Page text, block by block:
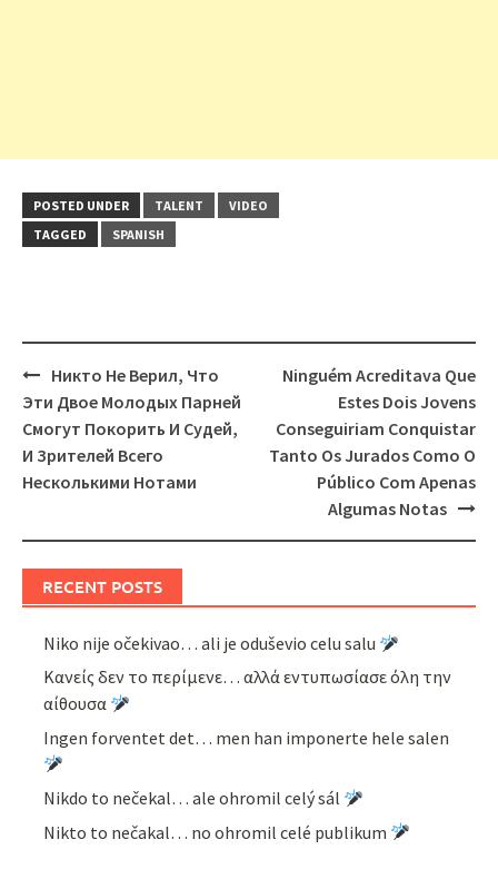
POSTED UNDER TALENT
VIDEO
TAGGED
SPANISH
Post
navigation
Никто Не Верил, Что
Эти Двое Молодых Парней
Смогут Покорить И Судей,
И Зрителей Всего
Несколькими Нотами
Ninguém Acreditava Que
Estes Dois Jovens
Conseguiriam Conquistar
Tanto Os Jurados Como O
Público Com Apenas
Algumas Notas
RECENT POSTS
Niko nije očekivao… ali je oduševio celu salu
Κανείς δεν το περίμενε… αλλά εντυπωσίασε όλη την
αίθουσα
Ingen forventet det… men han imponerte hele salen
Nikdo to nečekal… ale ohromil celý sál
Nikto to nečakal… no ohromil celé publikum